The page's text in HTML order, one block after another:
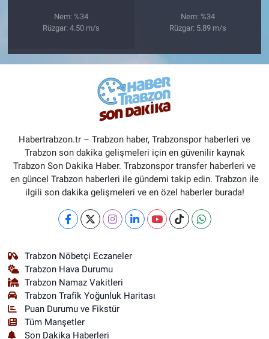
Nem: %34
Rüzgar: 4.50 m/s
Nem: %34
Rüzgar: 5.89 m/s
Habertrabzon.tr – Trabzon haber, Trabzonspor haberleri ve
Trabzon son dakika gelişmeleri için en güvenilir kaynak
Trabzon Son Dakika Haber. Trabzonspor transfer haberleri ve
en güncel Trabzon haberleri ile gündemi takip edin. Trabzon ile
ilgili son dakika gelişmeleri ve en özel haberler burada!
Trabzon Nöbetçi Eczaneler
Trabzon Hava Durumu
Trabzon Namaz Vakitleri
Trabzon Trafik Yoğunluk Haritası
Puan Durumu ve Fikstür
Tüm Manşetler
Son Dakika Haberleri